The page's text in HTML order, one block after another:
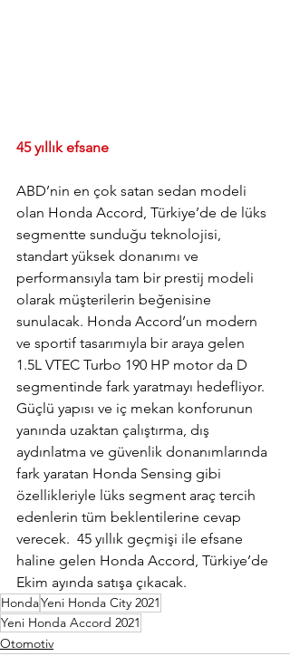
45 yıllık efsane
ABD’nin en çok satan sedan modeli
olan Honda Accord, Türkiye’de de lüks
segmentte sunduğu teknolojisi,
standart yüksek donanımı ve
performansıyla tam bir prestij modeli
olarak müşterilerin beğenisine
sunulacak. Honda Accord’un modern
ve sportif tasarımıyla bir araya gelen
1.5L VTEC Turbo 190 HP motor da D
segmentinde fark yaratmayı hedefliyor.
Güçlü yapısı ve iç mekan konforunun
yanında uzaktan çalıştırma, dış
aydınlatma ve güvenlik donanımlarında
fark yaratan Honda Sensing gibi
özellikleriyle lüks segment araç tercih
edenlerin tüm beklentilerine cevap
verecek.  45 yıllık geçmişi ile efsane
haline gelen Honda Accord, Türkiye’de
Ekim ayında satışa çıkacak.
HondaYeni Honda City 2021
Yeni Honda Accord 2021
Otomotiv